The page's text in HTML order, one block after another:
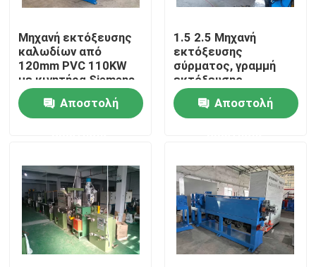
Επισκεψή εργοστασίου
Έλεγχος ποιότητας
Ζητήστε μια προσφορά
Μηχανή εκτόξευσης καλωδίων
Μηχανή εκτόξευσης
καλωδίων από
120mm PVC 110KW
με κινητήρα Siemens
Αποστολή
1.5 2.5 Μηχανή
εκτόξευσης
σύρματος, γραμμή
εκτόξευσης
καλωδίων με κάλυψη
σακούλαςΑποστολή